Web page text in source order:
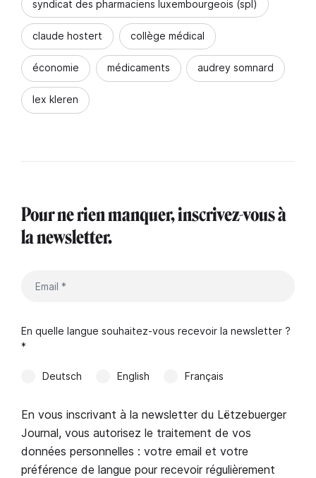
syndicat des pharmaciens luxembourgeois (spl)
claude hostert collège médical
économie médicaments audrey somnard
lex kleren
Pour ne rien manquer, inscrivez-vous à
la newsletter.
En quelle langue souhaitez-vous recevoir la newsletter ?
*
Deutsch English Français
En vous inscrivant à la newsletter du Lëtzebuerger
Journal, vous autorisez le traitement de vos
données personnelles : votre email et votre
préférence de langue pour recevoir régulièrement